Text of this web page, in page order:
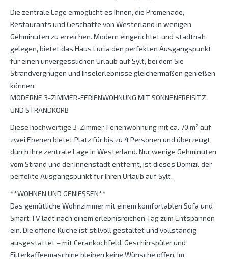
Die zentrale Lage ermöglicht es Ihnen, die Promenade,
Restaurants und Geschäfte von Westerland in wenigen
Gehminuten zu erreichen. Modern eingerichtet und stadtnah
gelegen, bietet das Haus Lucia den perfekten Ausgangspunkt
für einen unvergesslichen Urlaub auf Sylt, bei dem Sie
Strandvergnügen und Inselerlebnisse gleichermaßen genießen
können.
MODERNE 3-ZIMMER-FERIENWOHNUNG MIT SONNENFREISITZ
UND STRANDKORB
Diese hochwertige 3-Zimmer-Ferienwohnung mit ca. 70 m² auf
zwei Ebenen bietet Platz für bis zu 4 Personen und überzeugt
durch ihre zentrale Lage in Westerland. Nur wenige Gehminuten
vom Strand und der Innenstadt entfernt, ist dieses Domizil der
perfekte Ausgangspunkt für Ihren Urlaub auf Sylt.
**WOHNEN UND GENIESSEN**
Das gemütliche Wohnzimmer mit einem komfortablen Sofa und
Smart TV lädt nach einem erlebnisreichen Tag zum Entspannen
ein. Die offene Küche ist stilvoll gestaltet und vollständig
ausgestattet – mit Cerankochfeld, Geschirrspüler und
Filterkaffeemaschine bleiben keine Wünsche offen. Im